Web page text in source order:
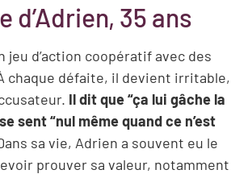
d’Adrien, 35 ans
jeu d’action coopératif avec des
chaque défaite, il devient irritable,
Il dit que “ça lui gâche la
sent “nul même quand ce n’est
sa vie, Adrien a souvent eu le
prouver sa valeur, notamment